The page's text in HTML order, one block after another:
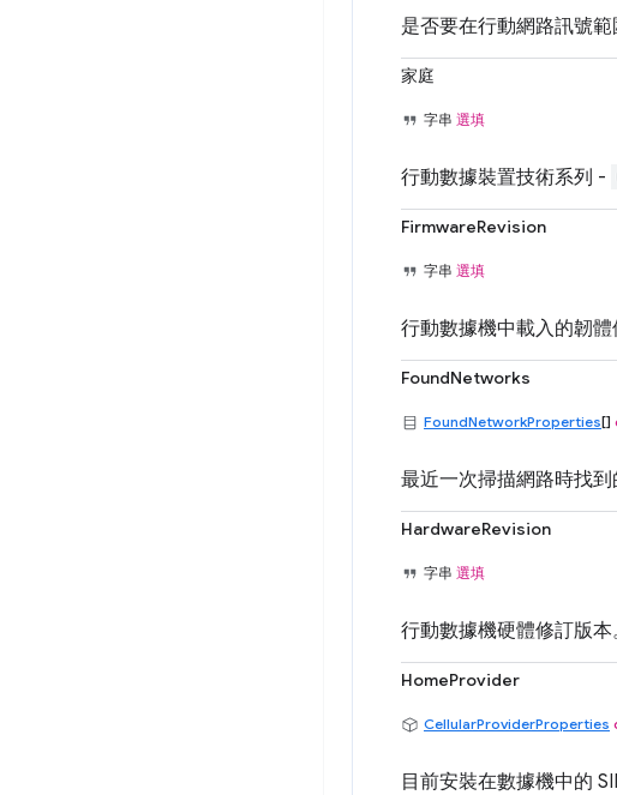
是否要在行動網路訊號範
家庭
字串 選填
行動數據裝置技術系列 -
FirmwareRevision
字串 選填
行動數據機中載入的韌體
FoundNetworks
FoundNetworkProperties[]
最近一次掃描網路時找到
HardwareRevision
字串 選填
行動數據機硬體修訂版本
HomeProvider
CellularProviderProperties
目前安裝在數據機中的